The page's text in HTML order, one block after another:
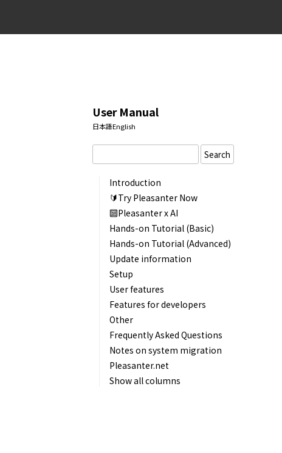
User Manual
日本語English
Search
Introduction
🔰Try Pleasanter Now
🔟Pleasanter x AI
Hands-on Tutorial (Basic)
Hands-on Tutorial (Advanced)
Update information
Setup
User features
Features for developers
Other
Frequently Asked Questions
Notes on system migration
Pleasanter.net
Show all columns